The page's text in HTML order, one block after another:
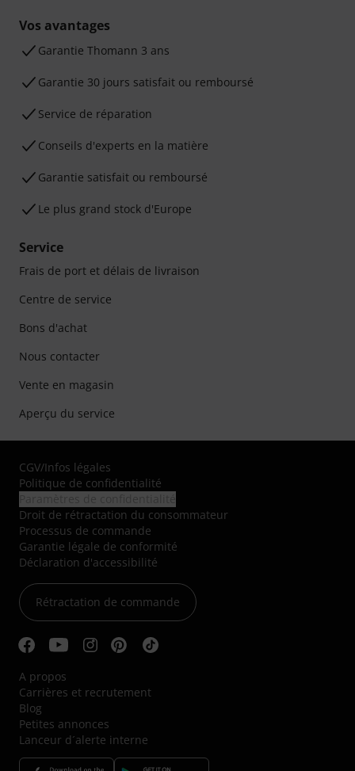
Vos avantages
Ga­ran­tie Thomann 3 ans
Garantie 30 jours satisfait ou remboursé
Service de réparation
Conseils d'experts en la matière
Garantie satisfait ou remboursé
Le plus grand stock d'Europe
Service
Frais de port et délais de livraison
Centre de service
Bons d'achat
Nous contacter
Vente en magasin
Aperçu du service
CGV/Infos légales
Politique de confidentialité
Droit de rétractation du consommateur
Processus de commande
Garantie légale de conformité
Déclaration d'accessibilité
Rétractation de commande
A propos
Carrières et recrutement
Blog
Petites annonces
Lanceur d´alerte interne